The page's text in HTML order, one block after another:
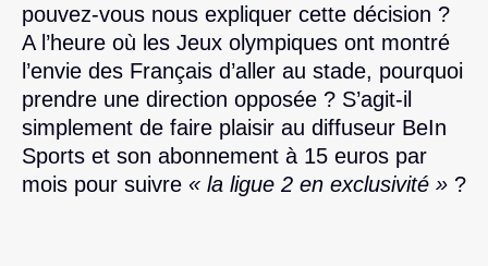
pouvez-vous nous expliquer cette décision ?
A l’heure où les Jeux olympiques ont montré
l’envie des Français d’aller au stade, pourquoi
prendre une direction opposée ? S’agit-il
simplement de faire plaisir au diffuseur BeIn
Sports et son abonnement à 15 euros par
mois pour suivre « la ligue 2 en exclusivité » ?